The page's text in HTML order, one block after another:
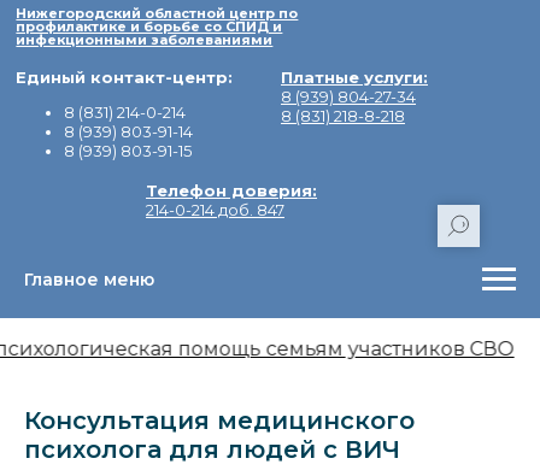
Нижегородский областной центр по
профилактике и борьбе со СПИД и
инфекционными заболеваниями
Единый контакт-центр:
8 (831) 214-0-214
8 (939) 803-91-14
8 (939) 803-91-15
Платные услуги:
8 (939) 804-27-34
8 (831) 218-8-218
Телефон доверия:
214-0-214 доб. 847
Минина, дом 20/3Е.
Главное меню
помощь семьям участников СВО
Консультация медицинского
психолога для людей с ВИЧ